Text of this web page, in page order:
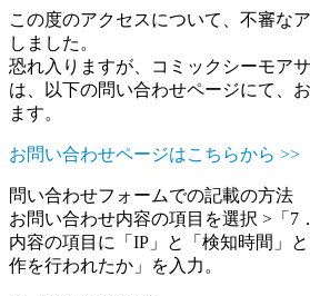
この度のアクセスについて、不審な
しました。
恐れ入りますが、コミックシーモア
は、以下の問い合わせページにて、
ます。
お問い合わせページはこちらから >>
問い合わせフォームでの記載の方法
お問い合わせ内容の項目を選択 >「7
内容の項目に「IP」と「検知時間」
作を行われたか」を入力。